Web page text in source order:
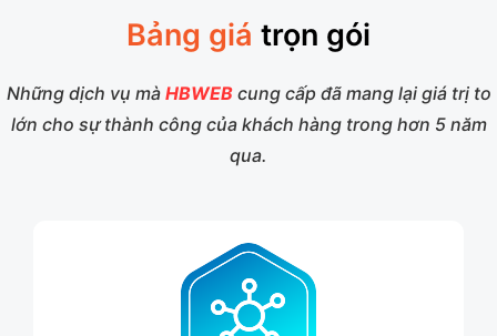
Bảng giá trọn gói
Những dịch vụ mà HBWEBcung cấp đã mang lại giá trị to
lớn cho sự thành công của khách hàng trong hơn 5 năm
qua.